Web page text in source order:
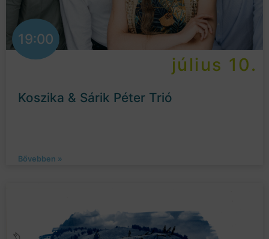
19:00
július 10.
Koszika & Sárik Péter Trió
Bővebben »